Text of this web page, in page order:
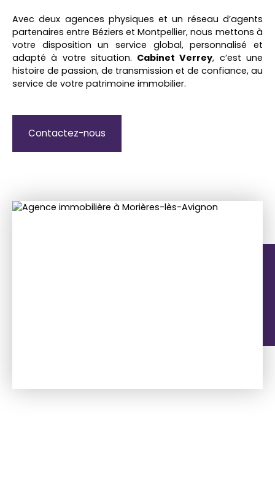
Avec deux agences physiques et un réseau d’agents
partenaires entre Béziers et Montpellier, nous mettons à
votre disposition un service global, personnalisé et
adapté à votre situation. Cabinet Verrey, c’est une
histoire de passion, de transmission et de confiance, au
service de votre patrimoine immobilier.
Contactez-nous